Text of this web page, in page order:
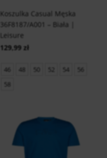
Koszulka Casual Męska
36F8187/A001 – Biała |
Leisure
129,99 zł
46 48 50 52 54
56
58